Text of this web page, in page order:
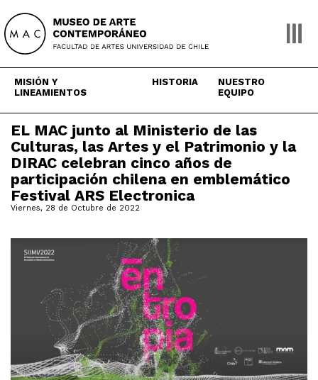
content
MISIÓN Y
LINEAMIENTOS
HISTORIA
NUESTRO
EQUIPO
EL MAC junto al Ministerio de las
Culturas, las Artes y el Patrimonio y la
DIRAC celebran cinco años de
participación chilena en emblemático
Festival ARS Electronica
Viernes, 28 de Octubre de 2022